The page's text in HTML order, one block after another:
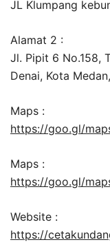
JL Klumpang
Alamat 2 :
Jl. Pipit 6 No.158,
Denai, Kota
Maps :
https://goo.gl/
Maps :
https://goo.gl/
Website :
https://